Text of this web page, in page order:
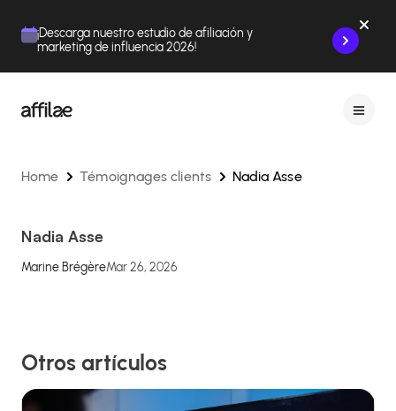
¡Descarga nuestro estudio de afiliación y
marketing de influencia 2026!
Home Témoignages clients Nadia Asse
Nadia Asse
Marine BrégèreMar 26, 2026
Otros artículos